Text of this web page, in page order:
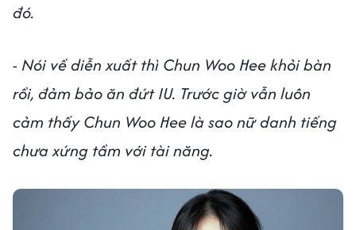
đó.
- Nói về diễn xuất thì Chun Woo Hee khỏi bàn
rồi, đảm bảo ăn đứt IU. Trước giờ vẫn luôn
cảm thấy Chun Woo Hee là sao nữ danh tiếng
chưa xứng tầm với tài năng.